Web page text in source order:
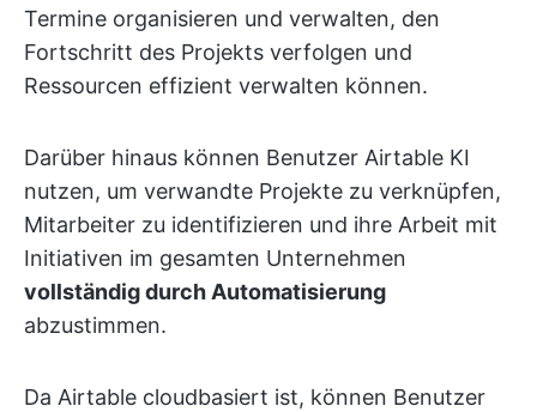
Termine organisieren und verwalten, den
Fortschritt des Projekts verfolgen und
Ressourcen effizient verwalten können.
Darüber hinaus können Benutzer Airtable KI
nutzen, um verwandte Projekte zu verknüpfen,
Mitarbeiter zu identifizieren und ihre Arbeit mit
Initiativen im gesamten Unternehmen
vollständig durch Automatisierung
abzustimmen.
Da Airtable cloudbasiert ist, können Benutzer